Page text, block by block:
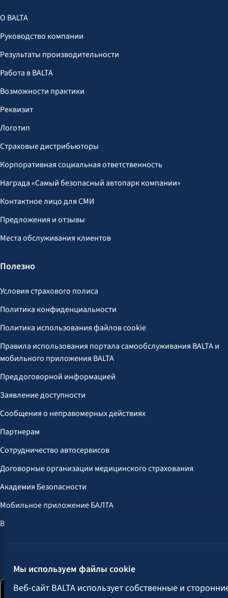
Мы используем файлы cookie
Веб-сайт BALTA использует собственные и
О BALTA
Руководство компании
Результаты производительности
Работа в BALTA
Возможности практики
Реквизит
Логотип
Страховые дистрибьюторы
Корпоративная социальная ответственность
Награда «Самый безопасный автопарк компании»
Контактное лицо для СМИ
Предложения и отзывы
Места обслуживания клиентов
Полезно
Условия страхового полиса
Политика конфиденциальности
Политика использования файлов cookie
Правила использования портала самообслуживания BALTA и
мобильного приложения BALTA
Преддоговорной информацией
Заявление доступности
Сообщения о неправомерных действиях
Партнерам
Сотрудничество автосервисов
Договорные организации медицинского страхования
Академия Безопасности
Мобильное приложение БАЛТА
Выгоды для клиентов